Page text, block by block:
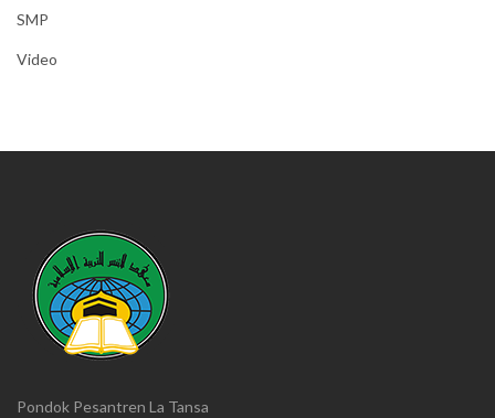
SMP
Video
Pondok Pesantren La Tansa